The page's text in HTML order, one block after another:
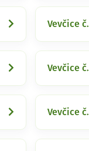
Vevčice
Vevčice
Vevčice